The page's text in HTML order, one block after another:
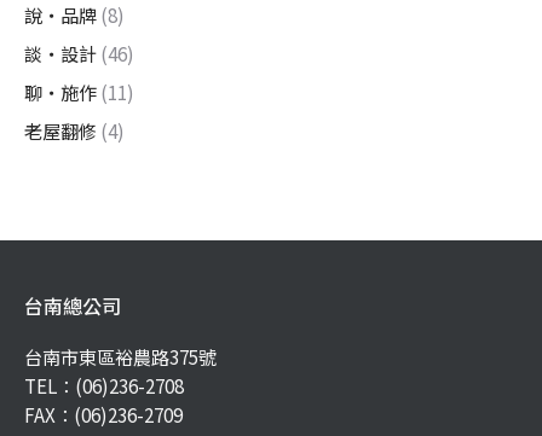
說・品牌(8)
談・設計(46)
聊・施作(11)
老屋翻修 (4)
台南總公司
台南市東區裕農路375號
TEL： (06)236-2708
FAX：(06)236-2709